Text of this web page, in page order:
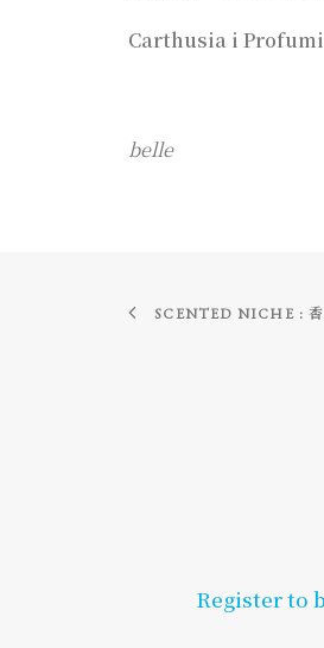
Carthusia i Profumi
belle
SCENTED NICHE : 香
Register to